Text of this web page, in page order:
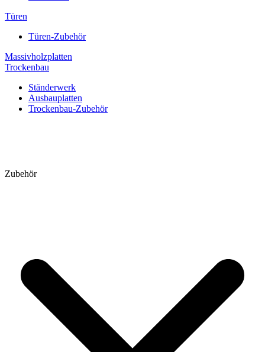
Türen
Türen-Zubehör
Massivholzplatten
Trockenbau
Ständerwerk
Ausbauplatten
Trockenbau-Zubehör
Zubehör